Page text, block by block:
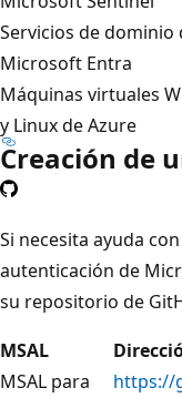
Servicios de dominio
Microsoft Entra
Máquinas virtuales
y Linux de Azure
Creación de
Si necesita ayuda
autenticación de
su repositorio de
MSAL
MSAL para
https://